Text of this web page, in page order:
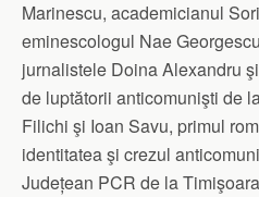
Marinescu, academicianul
eminescologul Nae
jurnalistele Doina Alexandru
de luptătorii anticomunişti de
Filichi şi Ioan Savu, primul
identitatea şi crezul
Județean PCR de la